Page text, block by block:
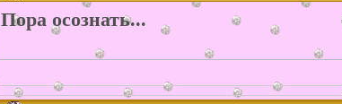
Пора осознать...